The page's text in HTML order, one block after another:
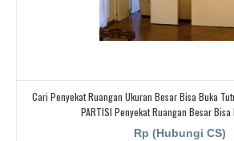
Cari Penyekat Ruangan Ukuran Besar Bisa Buka
PARTISI Penyekat Ruangan Besar Bisa
Rp (Hubungi CS)